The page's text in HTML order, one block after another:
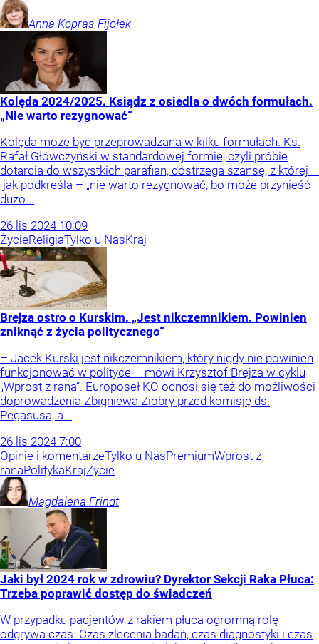
Anna Kopras-Fijołek
Kolęda 2024/2025. Ksiądz z osiedla o dwóch formułach.
„Nie warto rezygnować”
Kolęda może być przeprowadzana w kilku formułach. Ks.
Rafał Główczyński w standardowej formie, czyli próbie
dotarcia do wszystkich parafian, dostrzega szansę, z której –
jak podkreśla – „nie warto rezygnować, bo może przynieść
dużo...
26 lis 2024 10:09
ŻycieReligiaTylko u NasKraj
Brejza ostro o Kurskim. „Jest nikczemnikiem. Powinien
zniknąć z życia politycznego”
– Jacek Kurski jest nikczemnikiem, który nigdy nie powinien
funkcjonować w polityce – mówi Krzysztof Brejza w cyklu
„Wprost z rana”. Europoseł KO odnosi się też do możliwości
doprowadzenia Zbigniewa Ziobry przed komisję ds.
Pegasusa, a...
26 lis 2024 7:00
Opinie i komentarzeTylko u NasPremiumWprost z
ranaPolitykaKrajŻycie
Magdalena Frindt
Jaki był 2024 rok w zdrowiu? Dyrektor Sekcji Raka Płuca:
Trzeba poprawić dostęp do świadczeń
W przypadku pacjentów z rakiem płuca ogromną rolę
odgrywa czas. Czas zlecenia badań, czas diagnostyki i czas